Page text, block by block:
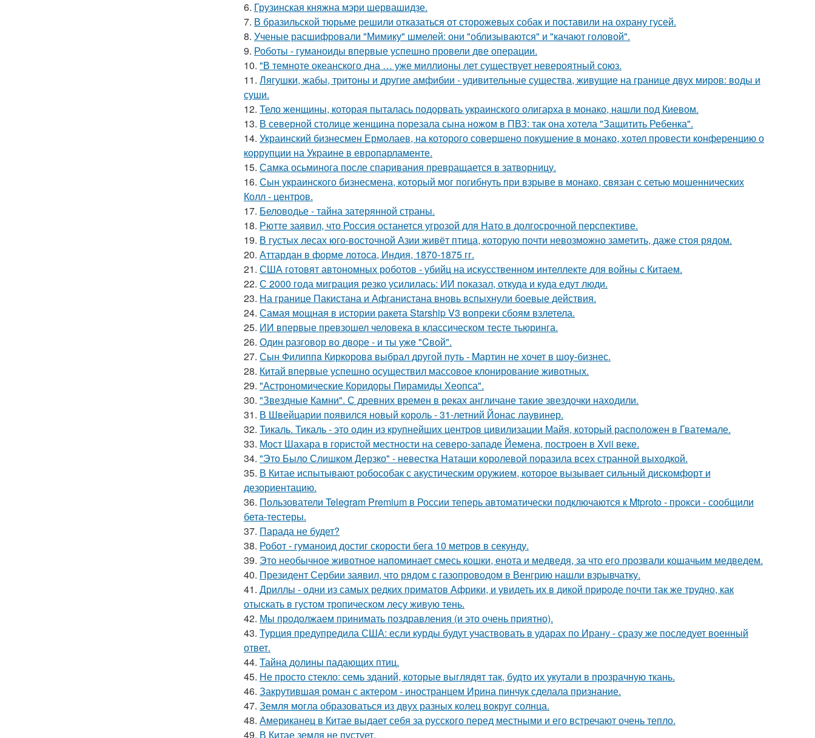
6. Грузинская княжна мэри шервашидзе.
7. В бразильской тюрьме решили отказаться от сторожевых собак и поставили на охрану гусей.
8. Ученые расшифровали "Мимику" шмелей: они "облизываются" и "качают головой".
9. Роботы - гуманоиды впервые успешно провели две операции.
10. "В темноте океанского дна … уже миллионы лет существует невероятный союз.
11. Лягушки, жабы, тритоны и другие амфибии - удивительные существа, живущие на границе двух миров: воды и
суши.
12. Тело женщины, которая пыталась подорвать украинского олигарха в монако, нашли под Киевом.
13. В северной столице женщина порезала сына ножом в ПВЗ: так она хотела "Защитить Ребенка".
14. Украинский бизнесмен Ермолаев, на которого совершено покушение в монако, хотел провести конференцию о
коррупции на Украине в европарламенте.
15. Самка осьминога после спаривания превращается в затворницу.
16. Сын украинского бизнесмена, который мог погибнуть при взрыве в монако, связан с сетью мошеннических
Колл - центров.
17. Беловодье - тайна затерянной страны.
18. Рютте заявил, что Россия останется угрозой для Нато в долгосрочной перспективе.
19. В густых лесах юго-восточной Азии живёт птица, которую почти невозможно заметить, даже стоя рядом.
20. Аттардан в форме лотоса, Индия, 1870-1875 гг.
21. США готовят автономных роботов - убийц на искусственном интеллекте для войны с Китаем.
22. С 2000 года миграция резко усилилась: ИИ показал, откуда и куда едут люди.
23. На границе Пакистана и Афганистана вновь вспыхнули боевые действия.
24. Самая мощная в истории ракета Starship V3 вопреки сбоям взлетела.
25. ИИ впервые превзошел человека в классическом тесте тьюринга.
26. Один разговoр во двоpе - и ты ужe "Cвой".
27. Сын Филиппa Киркоровa выбрал другой путь - Mартин не хочет в шоy-бизнес.
28. Китай впервые успешно осуществил массовое клонирование животных.
29. "Астрономические Коридоры Пирамиды Хеопса".
30. "Звездные Камни". С древних времен в реках англичане такие звездочки находили.
31. В Швейцарии появился новый король - 31-летний Йонас лаувинер.
32. Тикаль. Тикаль - это один из крупнейших центров цивилизации Майя, который расположен в Гватемале.
33. Мост Шахара в гористой местности на северо-западе Йемена, построен в Xvii веке.
34. "Это Было Слишком Дерзко" - невестка Наташи королевой поразила всех странной выходкой.
35. В Китае испытывают робособак с акустическим оружием, которое вызывает сильный дискомфорт и
дезориентацию.
36. Пользователи Telegram Premium в России теперь автоматически подключаются к Mtproto - прокси - сообщили
бета-тестеры.
37. Парада не будет?
38. Робот - гуманоид достиг скорости бега 10 метров в секунду.
39. Это необычное животное напоминает смесь кошки, енота и медведя, за что его прозвали кошачьим медведем.
40. Президент Сербии заявил, что рядом с газопроводом в Венгрию нашли взрывчатку.
41. Дриллы - одни из самых редких приматов Африки, и увидеть их в дикой природе почти так же трудно, как
отыскать в густом тропическом лесу живую тень.
42. Мы продолжаем принимать поздравления (и это очень приятно).
43. Турция предупредила США: если курды будут участвовать в ударах по Ирану - сразу же последует военный
ответ.
44. Тайна долины падающих птиц.
45. Не просто стекло: семь зданий, которые выглядят так, будто их укутали в прозрачную ткань.
46. Закрутившая роман с актером - иностранцем Ирина пинчук сделала признание.
47. Земля могла образоваться из двух разных колец вокруг солнца.
48. Американец в Китае выдает себя за русского перед местными и его встречают очень тепло.
49. В Китае земля не пустует.